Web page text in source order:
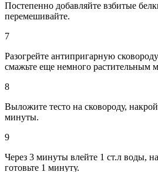
Постепенно добавляйте взбитые
перемешивайте.
7
Разогрейте антипригарную
смажьте еще немного растительным
8
Выложите тесто на сковороду,
минуты.
9
Через 3 минуты влейте 1 ст.л воды,
готовьте 1 минуту.